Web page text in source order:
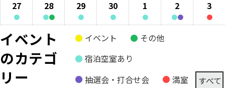
13
category)14
日
category)15
category)16
categories)category)
日
categories)
4
日
(1
event
4
月
日
(1
event
4
日
(2
event
4
(1
event
日
(1
event
月
(1
event
(1
272026
月
27
日
●
event
category)
282026
年
月
28
日
●●
(2
event
categories)
292026
月
29
●
event
category)
302026
30
●
event
category)
1
年
月
●
event
2
年
●●
3
年
日
●
イベント
のカテゴ
リー
イベント
その他
宿泊空室あり
抽選会・打合せ会
満室 すべて